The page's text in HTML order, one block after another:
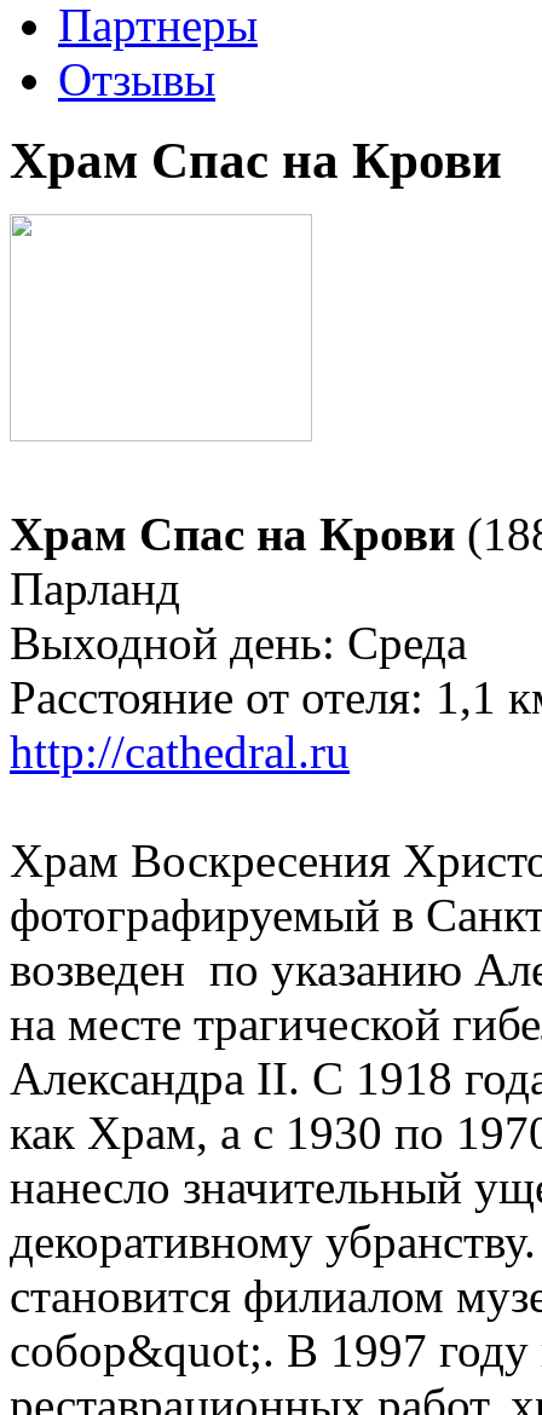
Партнеры
Отзывы
Храм Спас на Крови
Храм Спас на Крови
Парланд
Выходной день: Среда
Расстояние от отеля: 1,1
http://cathedral.ru
Храм Воскресения
фотографируемый в
возведен по указанию
на месте
Александра II. С 1918
как Храм, а с 1930 по
нанесло значительный
декоративному
становится филиалом
собор&quot;. В 1997
реставрационных работ,